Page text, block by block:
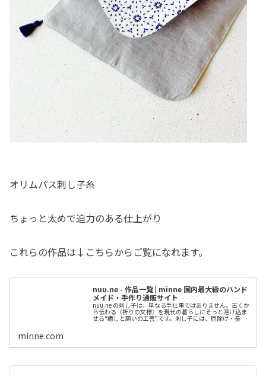
オリムパス刺し子糸
ちょっと太めで迫力のある仕上がり
これらの作品は↓こちらからご覧になれます。
nuu.ne - 作品一覧 | minne 国内最大級のハンド
メイド・手作り通販サイト
nuu.ne の刺し子は、単なる手仕事ではありません。古くか
ら伝わる〈祈りの文様〉を現代の暮らしにそっと溶け込ま
せる“癒しと願いの工芸”です。刺し子には、厄除け・長
minne.com